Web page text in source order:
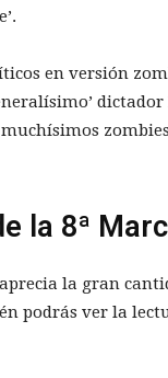
en versión
la 8ª
la gran
podrás ver la